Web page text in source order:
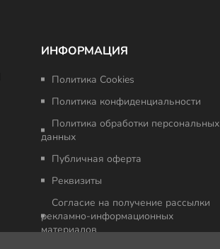
ИНФОРМАЦИЯ
Политика Cookies
Политика конфиденциальности
Политика обработки персональных
данных
Публичная оферта
Реквизиты
Согласие на получение рассылки
рекламно-информационных
материалов